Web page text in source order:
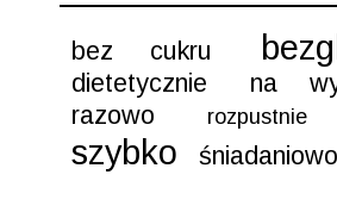
bez cukru
dietetycznie na
razowo rozpustnie
szybko śniadaniowo